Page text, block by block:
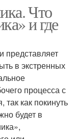
Что
и где
представляет
в экстренных
процесса с
так как покинуть
будет в